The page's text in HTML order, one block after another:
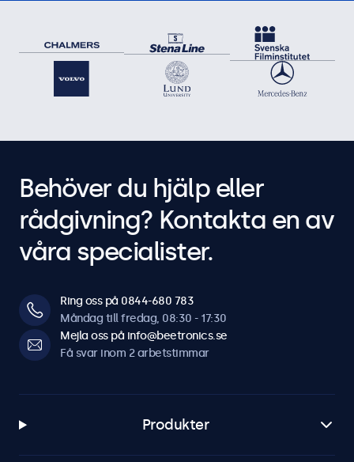
Behöver du hjälp eller
rådgivning? Kontakta en av
våra specialister.
Ring oss på 0844-680 783
Måndag till fredag, 08:30 - 17:30
Mejla oss på info@beetronics.se
Få svar inom 2 arbetstimmar
Produkter